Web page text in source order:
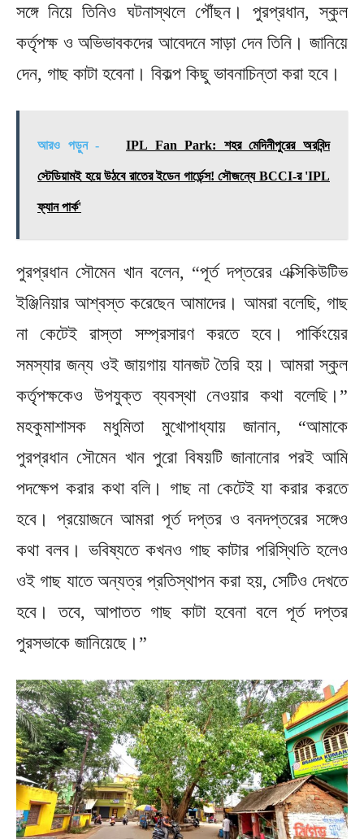
সঙ্গে নিয়ে তিনিও ঘটনাস্থলে পৌঁছন। পুরপ্রধান, স্কুল
কর্তৃপক্ষ ও অভিভাবকদের আবেদনে সাড়া দেন তিনি। জানিয়ে
দেন, গাছ কাটা হবেনা। বিকল্প কিছু ভাবনাচিন্তা করা হবে।
আরও পড়ুন - IPL Fan Park: শহর মেদিনীপুরের অরবিন্দ
স্টেডিয়ামই হয়ে উঠবে রাতের ইডেন গার্ডেন্স! সৌজন্যে BCCI-র 'IPL
ফ্যান পার্ক'
পুরপ্রধান সৌমেন খান বলেন, “পূর্ত দপ্তরের এক্সিকিউটিভ
ইঞ্জিনিয়ার আশ্বস্ত করেছেন আমাদের। আমরা বলেছি, গাছ
না কেটেই রাস্তা সম্প্রসারণ করতে হবে। পার্কিংয়ের
সমস্যার জন্য ওই জায়গায় যানজট তৈরি হয়। আমরা স্কুল
কর্তৃপক্ষকেও উপযুক্ত ব্যবস্থা নেওয়ার কথা বলেছি।”
মহকুমাশাসক মধুমিতা মুখোপাধ্যায় জানান, “আমাকে
পুরপ্রধান সৌমেন খান পুরো বিষয়টি জানানোর পরই আমি
পদক্ষেপ করার কথা বলি। গাছ না কেটেই যা করার করতে
হবে। প্রয়োজনে আমরা পূর্ত দপ্তর ও বনদপ্তরের সঙ্গেও
কথা বলব। ভবিষ্যতে কখনও গাছ কাটার পরিস্থিতি হলেও
ওই গাছ যাতে অন্যত্র প্রতিস্থাপন করা হয়, সেটিও দেখতে
হবে। তবে, আপাতত গাছ কাটা হবেনা বলে পূর্ত দপ্তর
পুরসভাকে জানিয়েছে।”